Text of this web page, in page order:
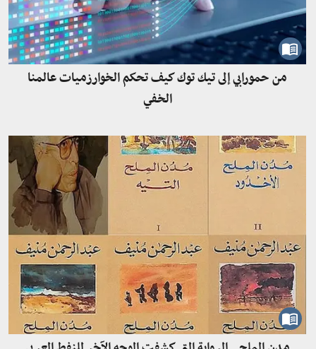
من حمورابي إلى تيك توك كيف تحكم الخوارزميات عالمنا
الخفي